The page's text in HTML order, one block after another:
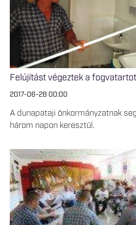
Felújítást végeztek a
2017-06-28 00:00
A dunapataji önkormányzatnak
három napon keresztül.